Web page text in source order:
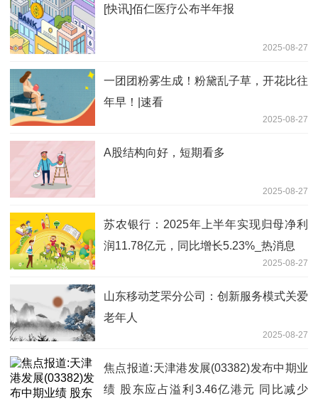
[快讯]佰仁医疗公布半年报
2025-08-27
一团团粉雾生成！粉黛乱子草，开花比往
年早！|速看
2025-08-27
A股结构向好，短期看多
2025-08-27
苏农银行：2025年上半年实现归母净利
润11.78亿元，同比增长5.23%_热消息
2025-08-27
山东移动芝罘分公司：创新服务模式关爱
老年人
2025-08-27
焦点报道:天津港发展(03382)发布中期业
绩 股东应占溢利3.46亿港元 同比减少